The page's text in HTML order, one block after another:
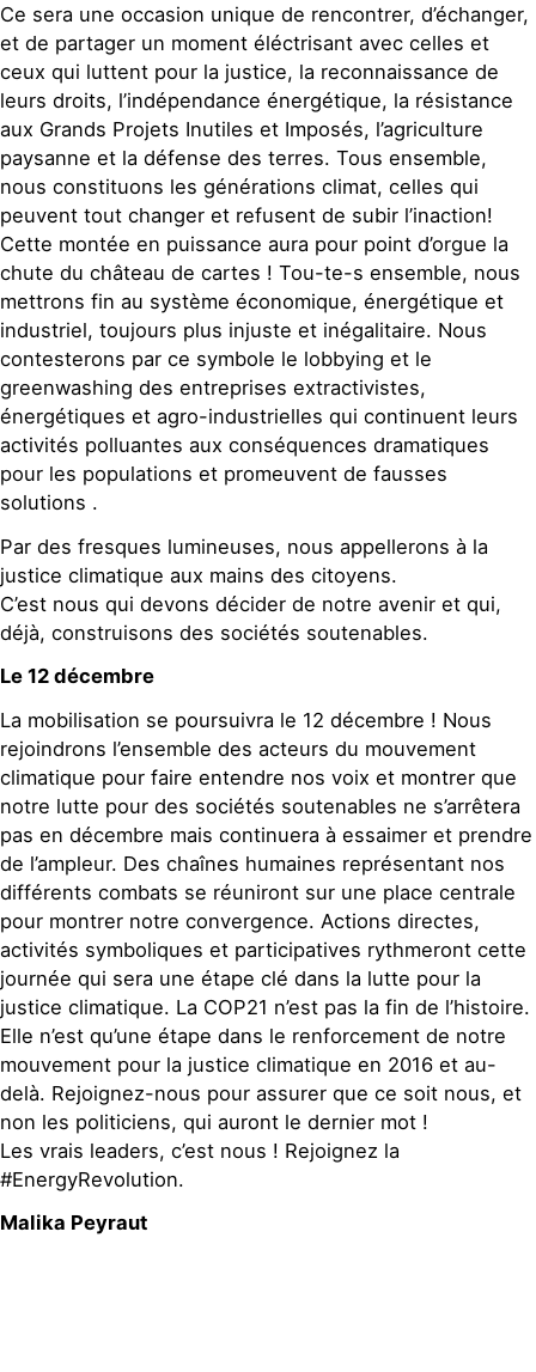
Ce sera une occasion unique de rencontrer, d’échanger,
et de partager un moment éléctrisant avec celles et
ceux qui luttent pour la justice, la reconnaissance de
leurs droits, l’indépendance énergétique, la résistance
aux Grands Projets Inutiles et Imposés, l’agriculture
paysanne et la défense des terres. Tous ensemble,
nous constituons les générations climat, celles qui
peuvent tout changer et refusent de subir l’inaction!
Cette montée en puissance aura pour point d’orgue la
chute du château de cartes ! Tou-te-s ensemble, nous
mettrons fin au système économique, énergétique et
industriel, toujours plus injuste et inégalitaire. Nous
contesterons par ce symbole le lobbying et le
greenwashing des entreprises extractivistes,
énergétiques et agro-industrielles qui continuent leurs
activités polluantes aux conséquences dramatiques
pour les populations et promeuvent de fausses
solutions .
Par des fresques lumineuses, nous appellerons à la
justice climatique aux mains des citoyens.
C’est nous qui devons décider de notre avenir et qui,
déjà, construisons des sociétés soutenables.
Le 12 décembre
La mobilisation se poursuivra le 12 décembre ! Nous
rejoindrons l’ensemble des acteurs du mouvement
climatique pour faire entendre nos voix et montrer que
notre lutte pour des sociétés soutenables ne s’arrêtera
pas en décembre mais continuera à essaimer et prendre
de l’ampleur. Des chaînes humaines représentant nos
différents combats se réuniront sur une place centrale
pour montrer notre convergence. Actions directes,
activités symboliques et participatives rythmeront cette
journée qui sera une étape clé dans la lutte pour la
justice climatique. La COP21 n’est pas la fin de l’histoire.
Elle n’est qu’une étape dans le renforcement de notre
mouvement pour la justice climatique en 2016 et au-
delà. Rejoignez-nous pour assurer que ce soit nous, et
non les politiciens, qui auront le dernier mot !
Les vrais leaders, c’est nous ! Rejoignez la
#EnergyRevolution.
Malika Peyraut